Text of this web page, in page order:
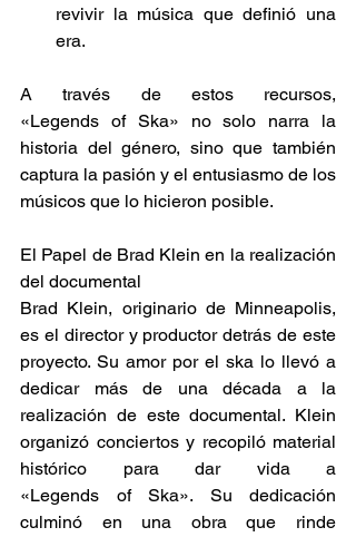
revivir la música que definió una
era. ​
A través de estos recursos,
«Legends of Ska» no solo narra la
historia del género, sino que también
captura la pasión y el entusiasmo de los
músicos que lo hicieron posible.​
El Papel de Brad Klein en la realización
del documental
Brad Klein, originario de Minneapolis,
es el director y productor detrás de este
proyecto. Su amor por el ska lo llevó a
dedicar más de una década a la
realización de este documental. Klein
organizó conciertos y recopiló material
histórico para dar vida a
«Legends of Ska». Su dedicación
culminó en una obra que rinde